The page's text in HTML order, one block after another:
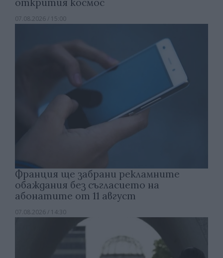
открития космос
07.08.2026 / 15:00
Франция ще забрани рекламните
обаждания без съгласието на
абонатите от 11 август
07.08.2026 / 14:30